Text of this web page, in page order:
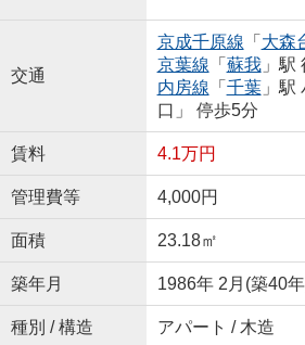
交通
京成千原線 「 大森
京葉線 「 蘇我」駅
内房線 「 千葉」駅
口」 停歩5分
賃料 4.1万円
管理費等 4,000円
面積 23.18㎡
築年月 1986年 2月(築40
種別 / 構造 アパート / 木造